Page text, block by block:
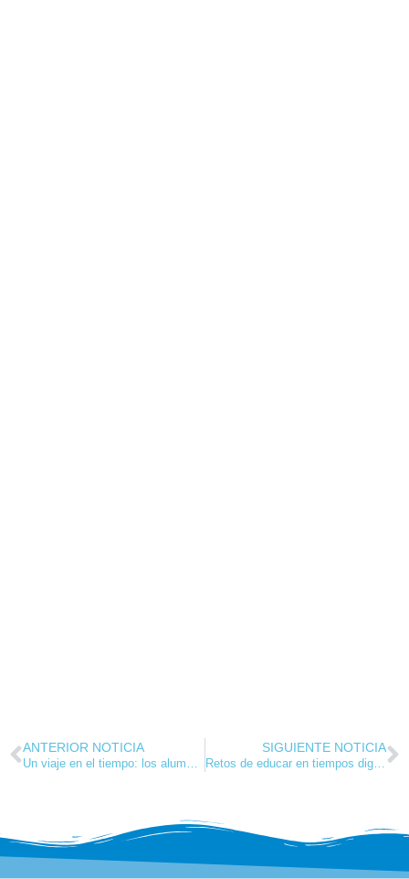
ANTERIOR NOTICIA
Un viaje en el tiempo: los alumnos de 6º descubren Urueña, la Villa del Libro
SIGUIENTE NOTICIA
Retos de educar en tiempos digitales: Salud y descanso